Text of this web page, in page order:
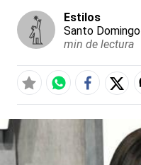
Estilos
Santo Domingo
min de lectura